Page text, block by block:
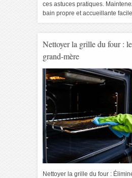
ces astuces pratiques.
bain propre et accueillante
Nettoyer la grille du four :
grand-mère
Nettoyer la grille du four :